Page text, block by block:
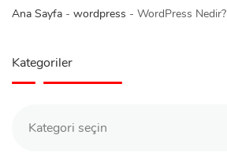
Ana Sayfa - wordpress - WordPress Nedir?
Kategoriler